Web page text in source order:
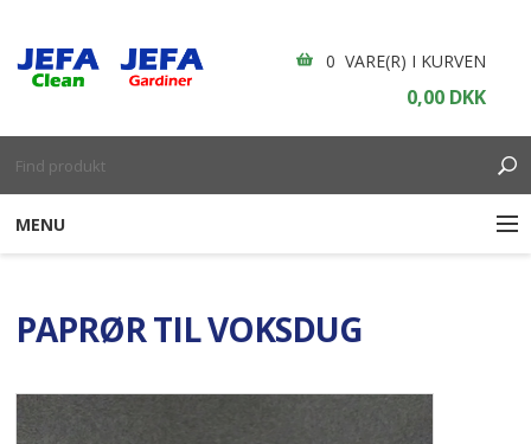
0 VARE(R) I KURVEN
0,00 DKK
MENU
ENGANGSARTIKLER
BOLIGINDRETNING
PAPRØR TIL VOKSDUG